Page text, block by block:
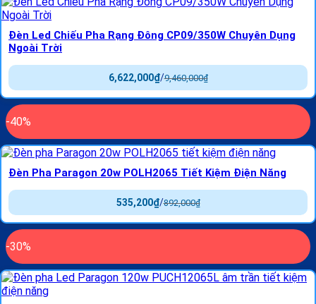
Đèn Led Chiếu Pha Rạng Đông CP09/350W Chuyên Dụng
Ngoài Trời
9,460,000₫
/
6,622,000₫
-40%
Đèn Pha Paragon 20w POLH2065 Tiết Kiệm Điện Năng
892,000₫
/
535,200₫
-30%